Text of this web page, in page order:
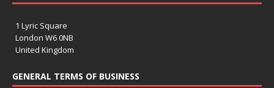
1 Lyric Square
London W6 0NB
United Kingdom
GENERAL TERMS OF BUSINESS